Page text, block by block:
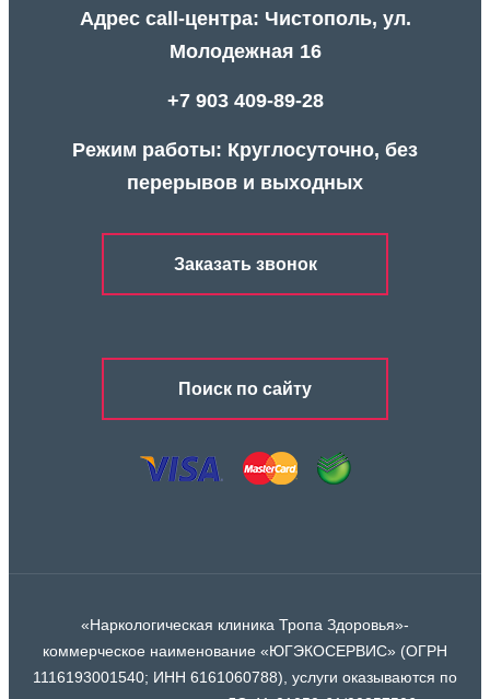
Адрес call-центра: Чистополь, ул.
Молодежная 16
+7 903 409-89-28
Режим работы: Круглосуточно, без
перерывов и выходных
Заказать звонок
Поиск по сайту
«Наркологическая клиника Тропа Здоровья»-
коммерческое наименование «ЮГЭКОСЕРВИС» (ОГРН
1116193001540; ИНН 6161060788), услуги оказываются по